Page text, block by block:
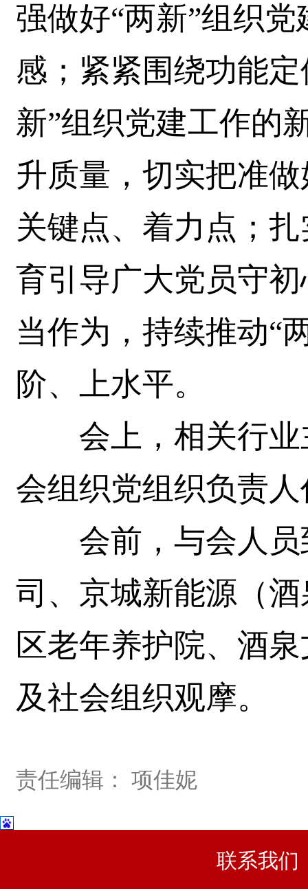
强做好“两新”组织
感；紧紧围绕功能
新”组织党建工作的
升质量，切实把准
关键点、着力点；
育引导广大党员守
当作为，持续推动“
阶、上水平。
会上，相关行业
会组织党组织负责
会前，与会人员
司、京城新能源（
区老年养护院、酒
及社会组织观摩。
责任编辑： 项佳妮
联系我们